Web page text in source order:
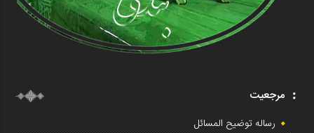
مرجعیت
رساله توضیح المسائل